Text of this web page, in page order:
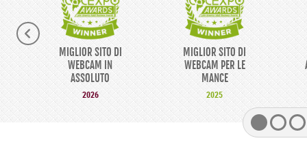
MIGLIOR SITO DI
WEBCAM IN
ASSOLUTO
2026
MIGLIOR SITO DI
WEBCAM PER LE
MANCE
2025